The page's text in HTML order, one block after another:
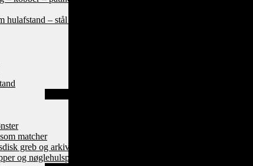
– stål og
matcher
greb og arkiv skilte
og nøglehulsplader